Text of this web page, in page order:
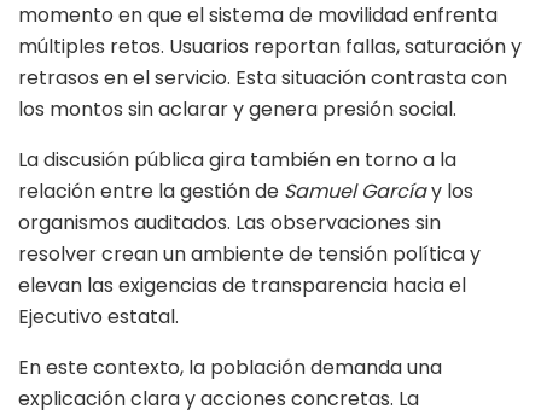
momento en que el sistema de movilidad enfrenta
múltiples retos. Usuarios reportan fallas, saturación y
retrasos en el servicio. Esta situación contrasta con
los montos sin aclarar y genera presión social.
La discusión pública gira también en torno a la
relación entre la gestión de Samuel Garcíay los
organismos auditados. Las observaciones sin
resolver crean un ambiente de tensión política y
elevan las exigencias de transparencia hacia el
Ejecutivo estatal.
En este contexto, la población demanda una
explicación clara y acciones concretas. La